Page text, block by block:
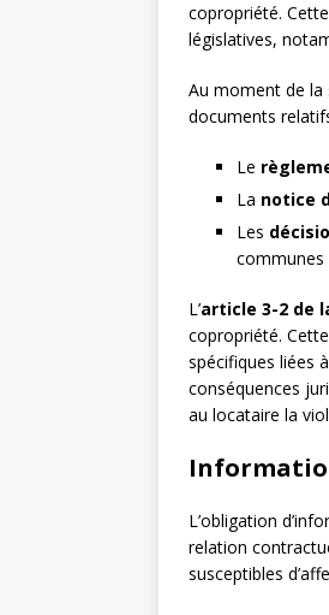
copropriété.
législatives,
Au moment de la
documents
Le
La notice
Les
communes
L’article 3-2 de
copropriété.
spécifiques liées
conséquences
au locataire la
L’obligation
relation
susceptibles